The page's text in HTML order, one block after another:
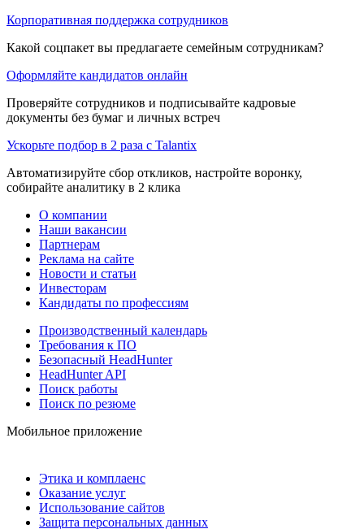
Корпоративная поддержка сотрудников
Какой соцпакет вы предлагаете семейным сотрудникам?
Оформляйте кандидатов онлайн
Проверяйте сотрудников и подписывайте кадровые
документы без бумаг и личных встреч
Ускорьте подбор в 2 раза с Talantix
Автоматизируйте сбор откликов, настройте воронку,
собирайте аналитику в 2 клика
О компании
Наши вакансии
Партнерам
Реклама на сайте
Новости и статьи
Инвесторам
Кандидаты по профессиям
Производственный календарь
Требования к ПО
Безопасный HeadHunter
HeadHunter API
Поиск работы
Поиск по резюме
Мобильное приложение
Этика и комплаенс
Оказание услуг
Использование сайтов
Защита персональных данных